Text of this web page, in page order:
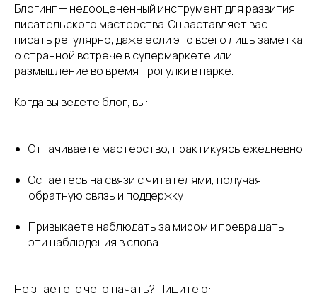
Блогинг — недооценённый инструмент для развития
писательского мастерства. Он заставляет вас
писать регулярно, даже если это всего лишь заметка
о странной встрече в супермаркете или
размышление во время прогулки в парке.
Когда вы ведёте блог, вы:
Оттачиваете мастерство, практикуясь ежедневно
Остаётесь на связи с читателями, получая
обратную связь и поддержку
Привыкаете наблюдать за миром и превращать
эти наблюдения в слова
Не знаете, с чего начать? Пишите о: